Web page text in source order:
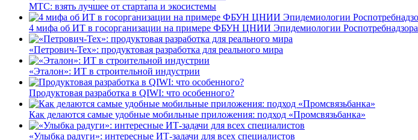
МТС: взять лучшее от стартапа и экосистемы
4 мифа об ИТ в госорганизации на примере ФБУН ЦНИИ Эпидемиологии Роспотребнадзора
«Петрович-Тех»: продуктовая разработка для реального мира
«Эталон»: ИТ в строительной индустрии
Продуктовая разработка в QIWI: что особенного?
Как делаются самые удобные мобильные приложения: подход «Промсвязьбанка»
«Улыбка радуги»: интересные ИТ-задачи для всех специалистов